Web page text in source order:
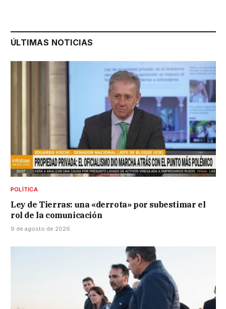
ÚLTIMAS NOTICIAS
POLÍTICA
Ley de Tierras: una «derrota» por subestimar el
rol de la comunicación
9 de agosto de 2026